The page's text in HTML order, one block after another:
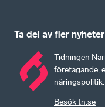
Ta del av fler
Tidningen
företagande,
näringspolitik.
Besök tn.se